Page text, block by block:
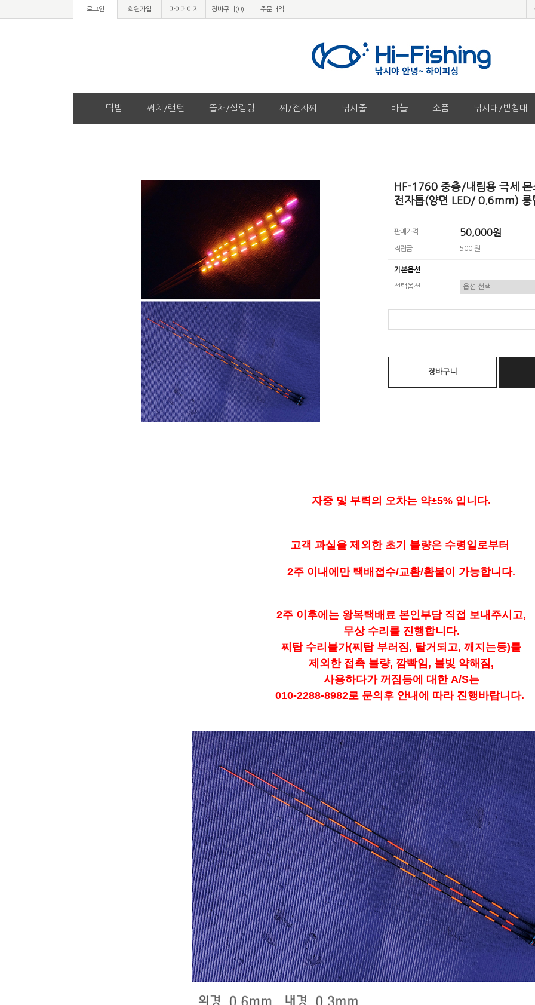
로그인 회원가입 마이페이지 장바구니(0) 주문내역
떡밥 써치/랜턴 뜰채/살림망 찌/전자찌 낚시줄 바늘 소품 낚시대/받침대
HF-1760 중층/내림용 극세 몬
전자톱(양면 LED/ 0.6mm)
판매가격 50,000원
적립금 500 원
기본옵션
선택옵션
장바구니
자중 및 부력의 오차는 약±5% 입니다.
고객 과실을 제외한 초기 불량은 수령일로부터
2주 이내에만 택배접수/교환/환불이 가능합니다.
2주 이후에는 왕복택배료 본인부담 직접 보내주시고,
무상 수리를 진행합니다.
찌탑 수리불가(찌탑 부러짐, 탈거되고, 깨지는등)를
제외한 접촉 불량, 깜빡임, 불빛 약해짐,
사용하다가 꺼짐등에 대한 A/S는
010-2288-8982로 문의후 안내에 따라 진행바랍니다.